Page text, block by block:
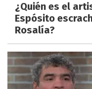
¿Quién es el
Espósito
Rosalía?